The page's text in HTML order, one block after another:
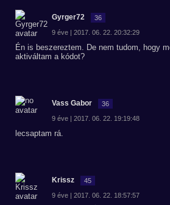
Gyrger72 36
9 éve | 2017. 06. 22. 20:32:29
Én is beszereztem. De nem tudom, hogy
aktiváltam a kódot?
Vass Gabor 36
9 éve | 2017. 06. 22. 19:19:48
lecsaptam rá.
Krissz 45
9 éve | 2017. 06. 22. 18:57:57